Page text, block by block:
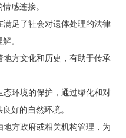
感连接。
足了社会对遗体处理的法律
。
方文化和历史，有助于传承
环境的保护，通过绿化和对
好的自然环境。
方政府或相关机构管理，为